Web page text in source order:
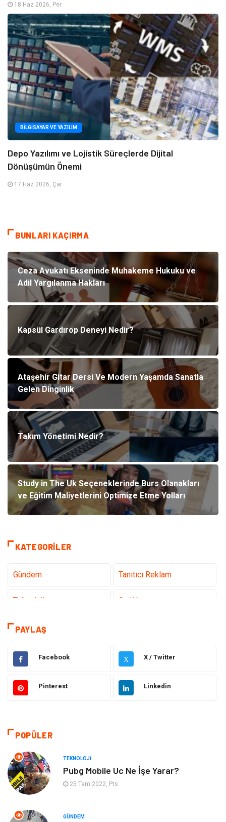
18 Haz 2026, Per
BILGISAYAR VE YAZILIM
Depo Yazılımı ve Lojistik Süreçlerde Dijital
Dönüşümün Önemi
17 Haz 2026, Çar
BUNLARI KAÇIRMA
Ceza Avukatı Ekseninde Muhakeme Hukuku ve
Adil Yargılanma Hakları
Kapsül Gardırop Deneyi Nedir?
Ataşehir Gitar Dersi Ve Modern Yaşamda Sanatla
Gelen Dinginlik
Takım Yönetimi Nedir?
Study in The Uk Seçeneklerinde Burs Olanakları
ve Eğitim Maliyetlerini Optimize Etme Yolları
KATEGORILER
Gündem Tanıtıcı Reklam
Teknoloji Sağlık
Dekorasyon
Eğitim Hukuk
Ulaşım ve Taşımacılık Yapı İnşaat
Tekstil
Bilgisayar ve Yazılım
Alışveriş
PAYLAŞ
Facebook X X / Twitter
Pinterest Linkedin
POPÜLER
TEKNOLOJI
Pubg Mobile Uc Ne İşe Yarar?
25 Tem 2022, Pts
GÜNDEM